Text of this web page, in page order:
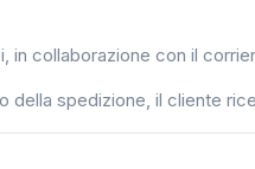
in collaborazione con il
spedizione, il cliente